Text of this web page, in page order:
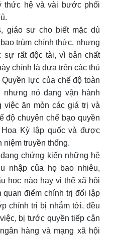
thức hệ và vài bước phối
giáo sư cho biết mặc dù
trùm chính thức, nhưng
sự rất độc tài, vì bản chất
chính là dựa trên các thủ
lực của chế độ toàn
nó đang vận hành
việc ăn mòn các giá trị và
độ chuyên chế bạo quyền
Kỳ lập quốc và được
niệm truyền thống.
chứng kiến những hệ
nhập của họ bao nhiêu,
học nào hay vị thế xã hội
quan điểm chính trị đối lập
chính trị bị nhắm tới, đều
bị tước quyền tiếp cận
hàng và mạng xã hội